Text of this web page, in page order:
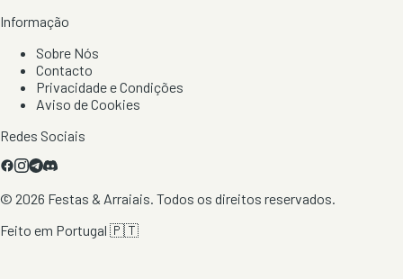
Informação
Sobre Nós
Contacto
Privacidade e Condições
Aviso de Cookies
Redes Sociais
© 2026 Festas & Arraiais. Todos os direitos reservados.
Feito em Portugal 🇵🇹